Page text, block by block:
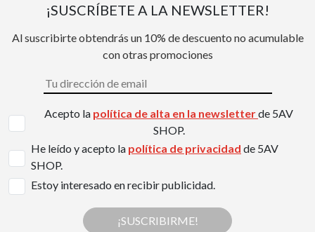
¡SUSCRÍBETE A LA NEWSLETTER!
Al suscribirte obtendrás un 10% de descuento no acumulable
con otras promociones
Acepto la política de alta en la newsletterde 5AV
SHOP.
He leído y acepto la política de privacidad de 5AV
SHOP.
Estoy interesado en recibir publicidad.
¡SUSCRIBIRME!